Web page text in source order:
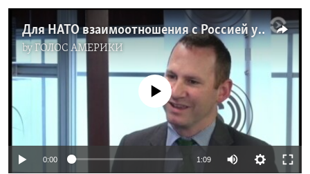
Для НАТО взаимоотношения с Россией уже не первый год остаются одной из самых болезненных тем
byГОЛОС АМЕРИКИ
No media source currently available
0:00 1:09